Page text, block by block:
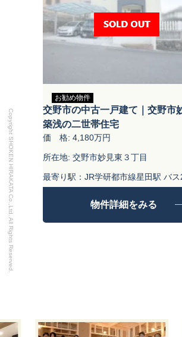
Copyright SHOKEN HIRAKATA Co.,Ltd. All Rights Reserved.
お勧め物件
交野市の中古一戸建て｜交野市
築浅の二世帯住宅
価 格: 4,180万円
所在地: 交野市妙見東３丁目
最寄り駅：JR学研都市線星田駅 バ
物件詳細をみる